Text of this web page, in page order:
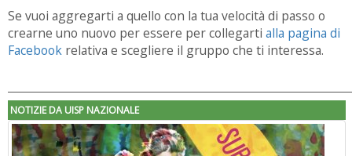
Se vuoi aggregarti a quello con la tua velocità di passo o
crearne uno nuovo per essere per collegarti alla pagina di
Facebook relativa e scegliere il gruppo che ti interessa.
NOTIZIE DA UISP NAZIONALE